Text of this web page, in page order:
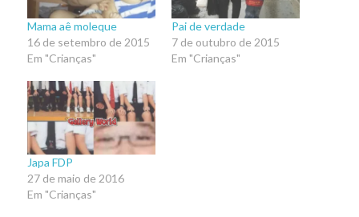
Mama aê moleque
16 de setembro de 2015
Em "Crianças"
Pai de verdade
7 de outubro de 2015
Em "Crianças"
Japa FDP
27 de maio de 2016
Em "Crianças"